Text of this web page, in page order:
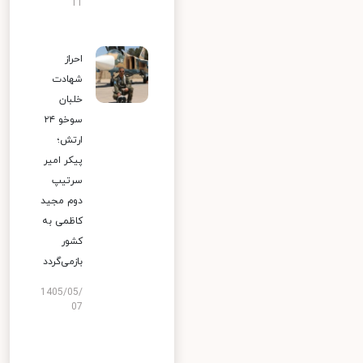
احراز
شهادت
خلبان
سوخو ۲۴
ارتش؛
پیکر امیر
سرتیپ
دوم مجید
کاظمی به
کشور
بازمی‌گردد
1405/05/
07